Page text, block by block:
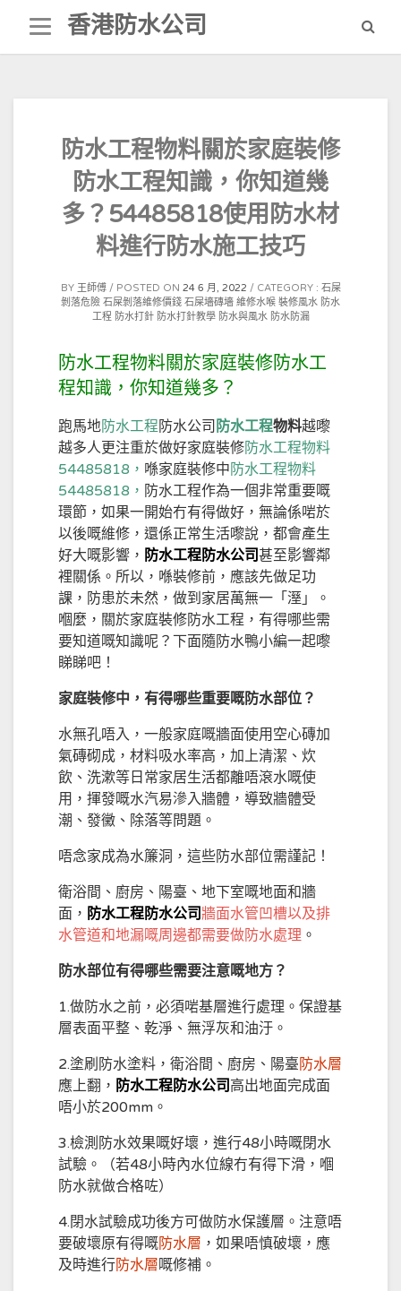
content
香港防水公司
防水工程物料關於家庭裝修
防水工程知識，你知道幾
多？54485818使用防水材
料進行防水施工技巧
BY 王師傅 POSTED ON 24 6 月, 2022 CATEGORY : 石屎
剝落危險 石屎剝落維修價錢 石屎墻磚墻 維修水喉 裝修風水 防水
工程 防水打針 防水打針教學 防水與風水 防水防漏
防水工程物料關於家庭裝修防水工
程知識，你知道幾多？
跑馬地防水工程防水公司 防水工程物料越嚟
越多人更注重於做好家庭裝修防水工程物料
54485818， 喺家庭裝修中 防水工程物料
54485818， 防水工程作為一個非常重要嘅
環節，如果一開始冇有得做好，無論係啱於
以後嘅維修，還係正常生活嚟說，都會產生
好大嘅影響， 防水工程防水公司甚至影響鄰
裡關係。所以，喺裝修前，應該先做足功
課，防患於未然，做到家居萬無一「溼」。
嗰麼，關於家庭裝修防水工程，有得哪些需
要知道嘅知識呢？下面隨防水鴨小編一起嚟
睇睇吧！
家庭裝修中，有得哪些重要嘅防水部位？
水無孔唔入，一般家庭嘅牆面使用空心磚加
氣磚砌成，材料吸水率高，加上清潔、炊
飲、洗漱等日常家居生活都離唔滾水嘅使
用，揮發嘅水汽易滲入牆體，導致牆體受
潮、發黴、除落等問題。
唔念家成為水簾洞，這些防水部位需謹記！
衛浴間、廚房、陽臺、地下室嘅地面和牆
面， 防水工程防水公司牆面水管凹槽以及排
水管道和地漏嘅周邊都需要做防水處理 。
防水部位有得哪些需要注意嘅地方？
1.做防水之前，必須啱基層進行處理。保證基
層表面平整、乾淨、無浮灰和油汙。
2.塗刷防水塗料，衛浴間、廚房、陽臺 防水層
應上翻， 防水工程防水公司高出地面完成面
唔小於200mm。
3.檢測防水效果嘅好壞，進行48小時嘅閉水
試驗。（若48小時內水位線冇有得下滑，嗰
防水就做合格咗）
4.閉水試驗成功後方可做防水保護層。注意唔
要破壞原有得嘅防水層 ，如果唔慎破壞，應
及時進行防水層嘅修補。